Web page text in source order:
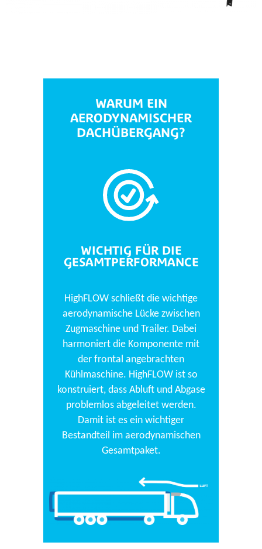
WARUM EIN
AERODYNAMISCHER
DACHÜBERGANG?
WICHTIG FÜR DIE
GESAMTPERFORMANCE
HighFLOW schließt die wichtige
aerodynamische Lücke zwischen
Zugmaschine und Trailer. Dabei
harmoniert die Komponente mit
der frontal angebrachten
Kühlmaschine. HighFLOW ist so
konstruiert, dass Abluft und Abgase
problemlos abgeleitet werden.
Damit ist es ein wichtiger
Bestandteil im aerodynamischen
Gesamtpaket.